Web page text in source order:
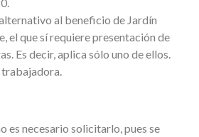
al beneficio de Jardín
el que sí requiere presentación de
Es decir, aplica sólo uno de ellos.
es necesario solicitarlo, pues se